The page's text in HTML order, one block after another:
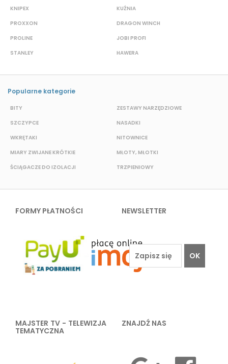
KNIPEX
PROXXON
PROLINE
STANLEY
KUŹNIA
DRAGON WINCH
JOBI PROFI
HAWERA
Popularne kategorie
BITY
SZCZYPCE
WKRĘTAKI
MIARY ZWIJANE KRÓTKIE
ŚCIĄGACZE DO IZOLACJI
ZESTAWY NARZĘDZIOWE
NASADKI
NITOWNICE
MŁOTY, MŁOTKI
TRZPIENIOWY
FORMY PŁATNOŚCI NEWSLETTER
OK
MAJSTER TV - TELEWIZJA
TEMATYCZNA
ZNAJDŹ NAS